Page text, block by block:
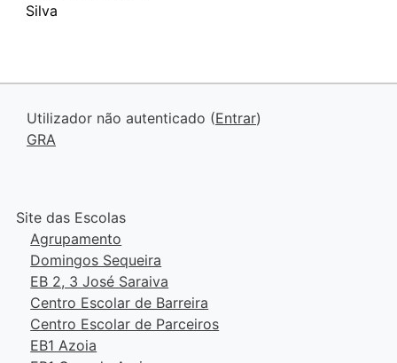
Silva
Utilizador não autenticado (Entrar)
GRA
Site das Escolas
Agrupamento
Domingos Sequeira
EB 2, 3 José Saraiva
Centro Escolar de Barreira
Centro Escolar de Parceiros
EB1 Azoia